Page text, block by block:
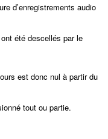
d’enregistrements audio
été descellés par le
est donc nul à partir du
tout ou partie.